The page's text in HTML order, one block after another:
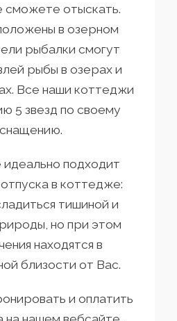
сможете отыскать.
в озерном
рыбалки смогут
рыбы в озерах и
Все наши коттеджи
5 звезд по своему
подходит
в коттедже:
тишиной и
но при этом
находятся в
близости от Вас.
и оплатить